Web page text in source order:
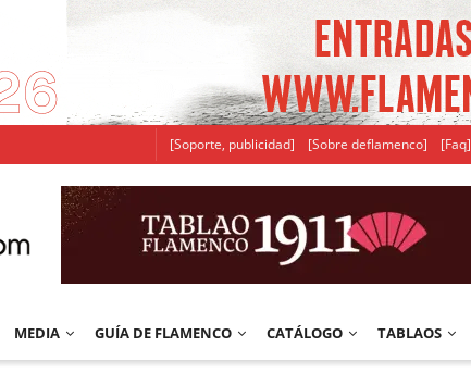
[Soporte, publicidad] [Sobre deflamenco] [Faq]
MEDIA GUÍA DE FLAMENCO CATÁLOGO TABLAOS